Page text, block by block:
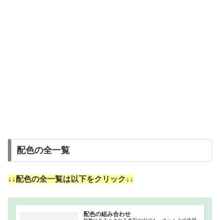
配色の全一覧
↓↓配色の全一覧は以下をクリック↓↓
配色の組み合わせ